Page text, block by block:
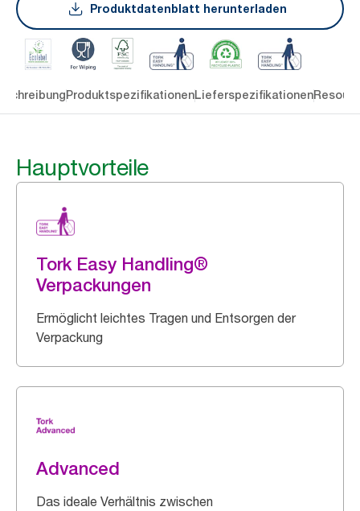
Produktdatenblatt herunterladen
ProduktspezifikationenLieferspezifikationen
Hauptvorteile
Tork Easy Handling®
Verpackungen
Ermöglicht leichtes Tragen und Entsorgen der
Verpackung
Advanced
Das ideale Verhältnis zwischen